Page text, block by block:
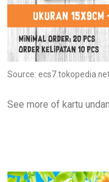
Source:
See more of kartu